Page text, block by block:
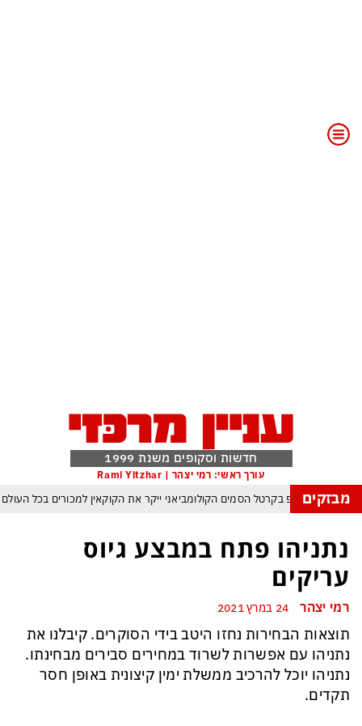
חדשות וסקופים משנת 1999
עורך ראשי: רמי יצהר | Rami Yitzhar
מבזקים
מלחמת טראמפ בקרטל הסמים הקולומביאני ייקר את הקוקאין למכורים בכל העולם
ארדואן, בן סלמן ופקיסטן נחתמה בקריאה לעולם המוסלמי כולו להתאחד נגד ישראל
נכנס לעידן המסוכן ביותר זה עשרות שנים – ובריטניה עלולה לשלם מחיר כבד
עומאן לגבי תפעול משותף של מצר הורמוז – אם טראמפ יאשר המלחמה תסתיים
מי היה מאמין שבאר שבע תנצח את הכוכב האדום?
ומיירטים להגנה – טראמפ נשאר רק עם ציוצי האיום המגוחכים שלא מזיזים לטהרן
נתניהו פתח במבצע גיוס
עריקים
רמי יצהר
תוצאות הבחירות נחזו היטב בידי הסוקרים. קיבלנו את
נתניהו עם אפשרות לשרוד במחירים סבירים מבחינתו.
נתניהו יוכל להרכיב ממשלת ימין קיצונית באופן חסר
תקדים.